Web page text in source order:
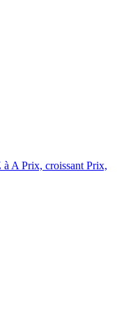
à A Prix, croissant Prix,